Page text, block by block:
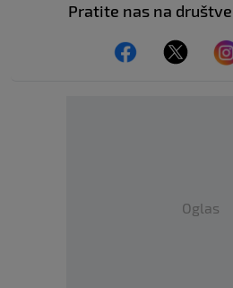
Pratite nas na
Oglas